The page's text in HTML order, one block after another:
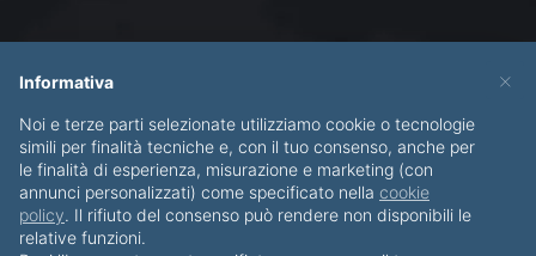
CHI SONO SERVIZI
BLOG CONTATTI
×
Informativa
Noi e terze parti selezionate utilizziamo cookie o tecnologie
simili per finalità tecniche e, con il tuo consenso, anche per
le finalità di esperienza, misurazione e marketing (con
annunci personalizzati) come specificato nella cookie
policy. Il rifiuto del consenso può rendere non disponibili le
relative funzioni.